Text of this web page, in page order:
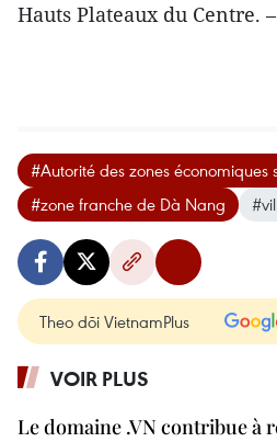
Hauts Plateaux du Centre.
#Autorité des zones
#zone franche de Dà Nang
Theo dõi VietnamPlus
VOIR PLUS
Le domaine .VN contribue à